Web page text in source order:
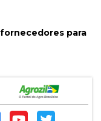
a rotina na
para